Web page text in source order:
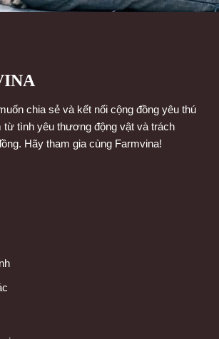
chia sẻ và kết nối cộng đồng yêu thú
tình yêu thương động vật và trách
Hãy tham gia cùng Farmvina!